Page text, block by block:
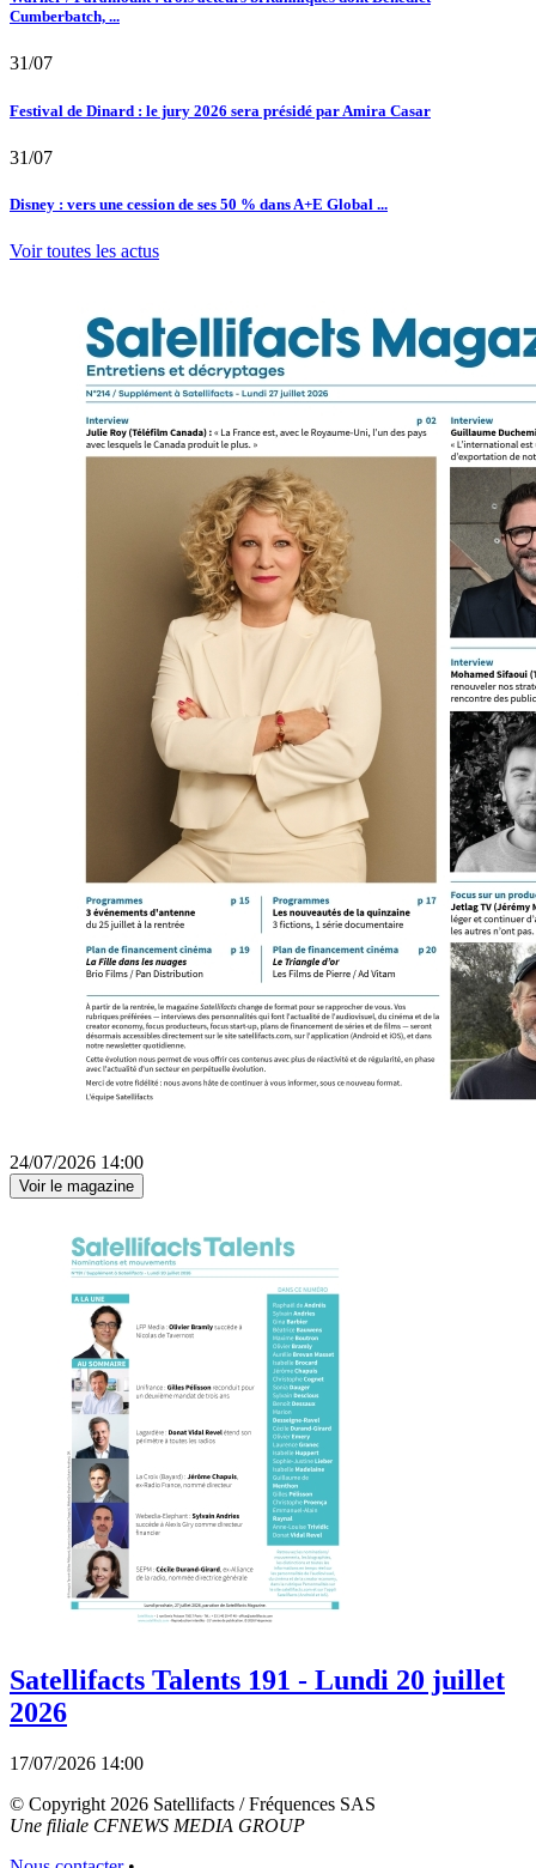
Cumberbatch, ...
31/07
Festival de Dinard : le jury 2026 sera présidé par Amira Casar
31/07
Disney : vers une cession de ses 50 % dans A+E Global ...
Voir toutes les actus
24/07/2026 14:00
Voir le magazine
Satellifacts Talents 191 - Lundi 20 juillet
2026
17/07/2026 14:00
© Copyright 2026 Satellifacts / Fréquences SAS
Une filiale CFNEWS MEDIA GROUP